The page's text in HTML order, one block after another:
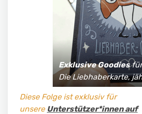
Exklusive Goodiesfür
Die Liebhaberkarte, jährlich limitierte
Diese Folge ist exklusiv für
unsere Unterstützer*innen auf